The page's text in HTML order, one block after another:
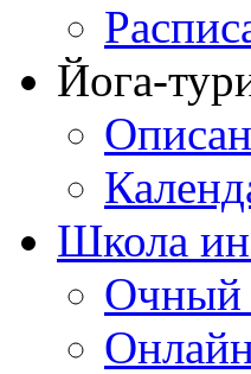
Йога-
Школа
Очный